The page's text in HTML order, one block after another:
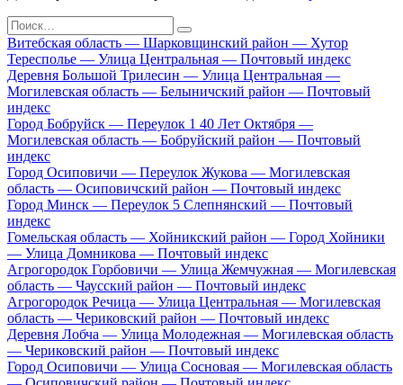
Search
for:
Витебская область — Шарковщинский район — Хутор
Тересполье — Улица Центральная — Почтовый индекс
Деревня Большой Трилесин — Улица Центральная —
Могилевская область — Белыничский район — Почтовый
индекс
Город Бобруйск — Переулок 1 40 Лет Октября —
Могилевская область — Бобруйский район — Почтовый
индекс
Город Осиповичи — Переулок Жукова — Могилевская
область — Осиповичский район — Почтовый индекс
Город Минск — Переулок 5 Слепнянский — Почтовый
индекс
Гомельская область — Хойникский район — Город Хойники
— Улица Домникова — Почтовый индекс
Агрогородок Горбовичи — Улица Жемчужная — Могилевская
область — Чаусский район — Почтовый индекс
Агрогородок Речица — Улица Центральная — Могилевская
область — Чериковский район — Почтовый индекс
Деревня Лобча — Улица Молодежная — Могилевская область
— Чериковский район — Почтовый индекс
Город Осиповичи — Улица Сосновая — Могилевская область